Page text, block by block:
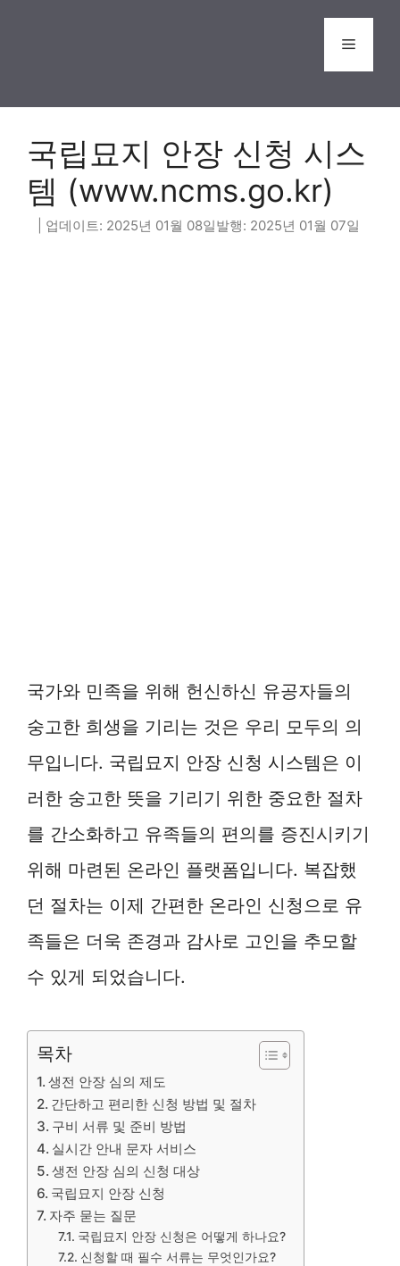
Menu
국립묘지 안장 신청 시스
템 (www.ncms.go.kr)
2025년 01월 08일 2025년 01월 07일
국가와 민족을 위해 헌신하신 유공자들의
숭고한 희생을 기리는 것은 우리 모두의 의
무입니다. 국립묘지 안장 신청 시스템은 이
러한 숭고한 뜻을 기리기 위한 중요한 절차
를 간소화하고 유족들의 편의를 증진시키기
위해 마련된 온라인 플랫폼입니다. 복잡했
던 절차는 이제 간편한 온라인 신청으로 유
족들은 더욱 존경과 감사로 고인을 추모할
수 있게 되었습니다.
목차
생전 안장 심의 제도
간단하고 편리한 신청 방법 및 절차
구비 서류 및 준비 방법
실시간 안내 문자 서비스
생전 안장 심의 신청 대상
국립묘지 안장 신청
자주 묻는 질문
국립묘지 안장 신청은 어떻게 하나요?
신청할 때 필수 서류는 무엇인가요?